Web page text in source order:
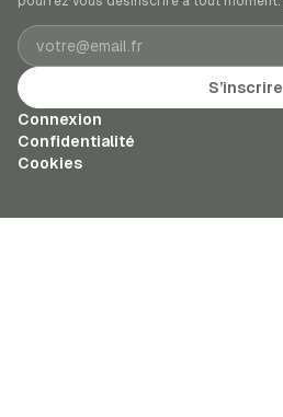
Adresse e-mail
S’inscrire
Connexion
Confidentialité
Cookies